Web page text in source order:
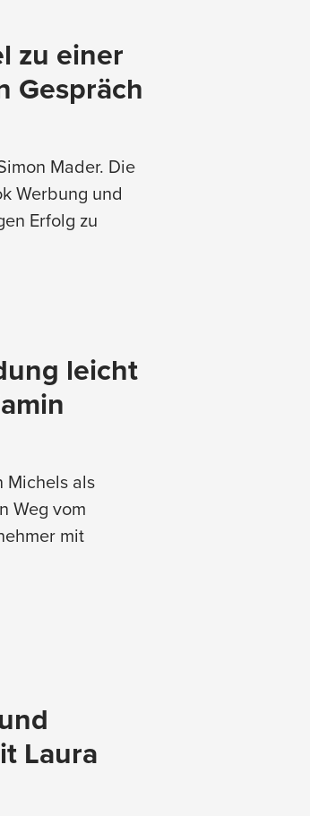
zu einer
Gespräch
Mader. Die
Werbung und
Erfolg zu
leicht
Michels als
Weg vom
mit
Laura